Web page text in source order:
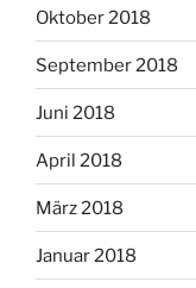
Oktober 2018
September 2018
Juni 2018
April 2018
März 2018
Januar 2018